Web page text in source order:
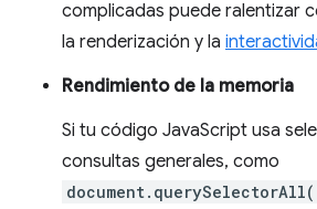
complicadas puede ralentizar
la renderización y la
Rendimiento de la memoria
Si tu código JavaScript usa
consultas generales, como